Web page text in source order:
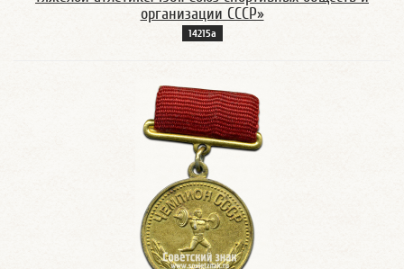
организации СССР»
14215а